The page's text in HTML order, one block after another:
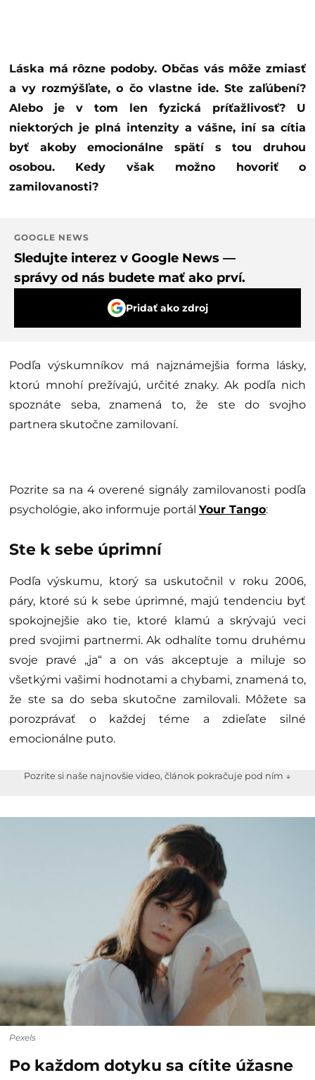
Láska má rôzne podoby. Občas vás môže zmiasť
a vy rozmýšľate, o čo vlastne ide. Ste zaľúbení?
Alebo je v tom len fyzická príťažlivosť? U
niektorých je plná intenzity a vášne, iní sa cítia
byť akoby emocionálne spätí s tou druhou
osobou. Kedy však možno hovoriť o
zamilovanosti?
GOOGLE NEWS
Sledujte interez v Google News —
správy od nás budete mať ako prví.
Pridať ako zdroj
Podľa výskumníkov má najznámejšia forma lásky,
ktorú mnohí prežívajú, určité znaky. Ak podľa nich
spoznáte seba, znamená to, že ste do svojho
partnera skutočne zamilovaní.
Pozrite sa na 4 overené signály zamilovanosti podľa
psychológie, ako informuje portál Your Tango:
Ste k sebe úprimní
Podľa výskumu, ktorý sa uskutočnil v roku 2006,
páry, ktoré sú k sebe úprimné, majú tendenciu byť
spokojnejšie ako tie, ktoré klamú a skrývajú veci
pred svojimi partnermi. Ak odhalíte tomu druhému
svoje pravé „ja“ a on vás akceptuje a miluje so
všetkými vašimi hodnotami a chybami, znamená to,
že ste sa do seba skutočne zamilovali. Môžete sa
porozprávať o každej téme a zdieľate silné
emocionálne puto.
Pozrite si naše najnovšie video, článok pokračuje pod ním ↓
Pexels
Po každom dotyku sa cítite úžasne